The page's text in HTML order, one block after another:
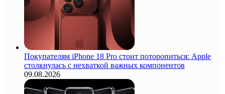
Покупателям iPhone 18 Pro стоит поторопиться: Apple
столкнулась с нехваткой важных компонентов
09.08.2026